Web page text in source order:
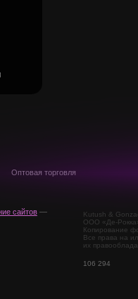
Оптовая торговля
сайтов—
Kutush &
ООО «Де-
Копирование
Все права на
их
106 294